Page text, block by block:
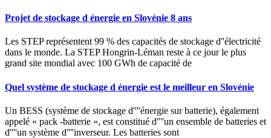
Projet de stockage d énergie en Slovénie 8 ans
Les STEP représentent 99 % des capacités de stockage d''électricité
dans le monde. La STEP Hongrin-Léman reste à ce jour le plus
grand site mondial avec 100 GWh de capacité de
Quel système de stockage d énergie est le meilleur en Slovénie
Un BESS (système de stockage d''''énergie sur batterie), également
appelé « pack -batterie », est constitué d''''un ensemble de batteries et
d''''un système d''''inverseur. Les batteries sont